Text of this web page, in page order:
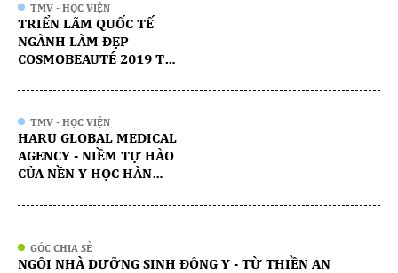
TMV - HỌC VIỆN
TRIỂN LÃM QUỐC TẾ
NGÀNH LÀM ĐẸP
COSMOBEAUTÉ 2019 TẠI
TMV - HỌC VIỆN
HARU GLOBAL MEDICAL
AGENCY - NIỀM TỰ HÀO
CỦA NỀN Y HỌC HÀN
GÓC CHIA SẺ
NGÔI NHÀ DƯỠNG SINH ĐÔNG Y - TỪ THIỀN AN